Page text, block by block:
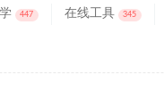
447 在线工具 345